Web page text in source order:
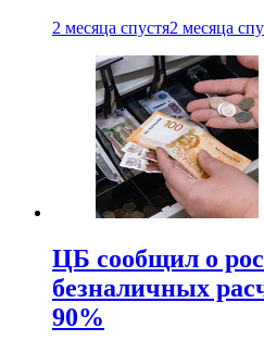
2 месяца спустя2 месяца
ЦБ сообщил о
безналичных
90%